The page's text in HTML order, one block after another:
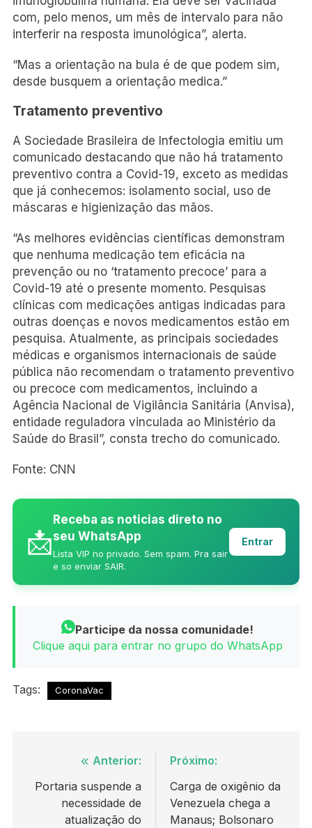
com, pelo menos, um mês de intervalo para não
interferir na resposta imunológica”, alerta.
“Mas a orientação na bula é de que podem sim,
desde busquem a orientação medica.”
Tratamento preventivo
A Sociedade Brasileira de Infectologia emitiu um
comunicado destacando que não há tratamento
preventivo contra a Covid-19, exceto as medidas
que já conhecemos: isolamento social, uso de
máscaras e higienização das mãos.
“As melhores evidências científicas demonstram
que nenhuma medicação tem eficácia na
prevenção ou no ‘tratamento precoce’ para a
Covid-19 até o presente momento. Pesquisas
clínicas com medicações antigas indicadas para
outras doenças e novos medicamentos estão em
pesquisa. Atualmente, as principais sociedades
médicas e organismos internacionais de saúde
pública não recomendam o tratamento preventivo
ou precoce com medicamentos, incluindo a
Agência Nacional de Vigilância Sanitária (Anvisa),
entidade reguladora vinculada ao Ministério da
Saúde do Brasil”, consta trecho do comunicado.
Fonte: CNN
📩
Receba as noticias direto no
seu WhatsApp
Lista VIP no privado. Sem spam. Pra sair
e so enviar SAIR.
Entrar
Participe da nossa comunidade!
Clique aqui para entrar no grupo do WhatsApp
Tags: CoronaVac
Navegação
de
Post
Anterior:
Portaria suspende a
necessidade de
atualização do
Próximo:
Carga de oxigênio da
Venezuela chega a
Manaus; Bolsonaro